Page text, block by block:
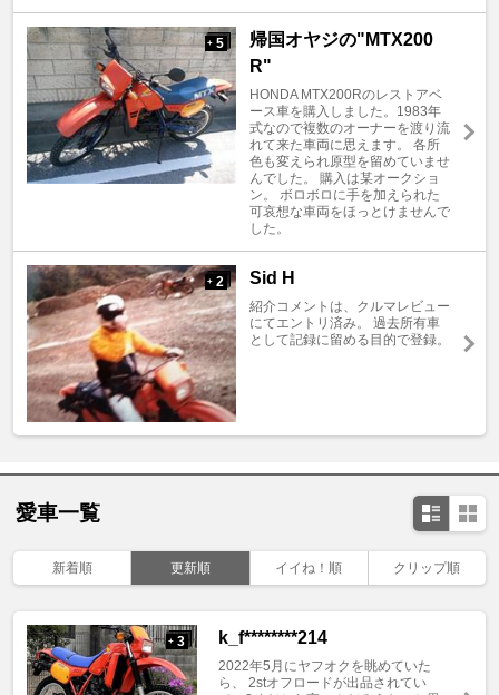
+ 5
帰国オヤジの"MTX200
R"
HONDA MTX200Rのレストアベ
ース車を購入しました。1983年
式なので複数のオーナーを渡り流
れて来た車両に思えます。 各所
色も変えられ原型を留めていませ
んでした。 購入は某オークショ
ン。 ボロボロに手を加えられた
可哀想な車両をほっとけませんで
した。
+ 2 Sid H
紹介コメントは、クルマレビュー
にてエントリ済み。 過去所有車
として記録に留める目的で登録。
愛車一覧
新着順 更新順 イイね！順 クリップ順
+ 3 k_f********214
2022年5月にヤフオクを眺めていた
ら、 2stオフロードが出品されてい